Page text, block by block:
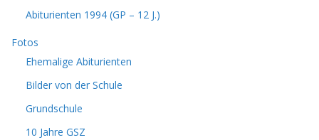
Abiturienten 1994 (GP – 12 J.)
Fotos
Ehemalige Abiturienten
Bilder von der Schule
Grundschule
10 Jahre GSZ